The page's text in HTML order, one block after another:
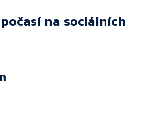
na sociálních